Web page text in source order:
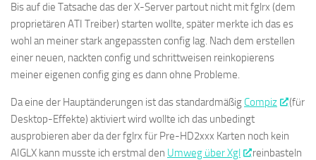
Bis auf die Tatsache das der X-Server partout nicht mit fglrx (dem
proprietären ATI Treiber) starten wollte, später merkte ich das es
wohl an meiner stark angepassten config lag. Nach dem erstellen
einer neuen, nackten config und schrittweisen reinkopierens
meiner eigenen config ging es dann ohne Probleme.
Da eine der Hauptänderungen ist das standardmäßig Compiz
(für
Desktop-Effekte) aktiviert wird wollte ich das unbedingt
ausprobieren aber da der fglrx für Pre-HD2xxx Karten noch kein
AIGLX kann musste ich erstmal den Umweg über Xgl
reinbasteln